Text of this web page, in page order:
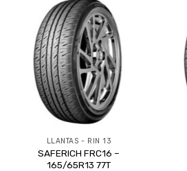
LLANTAS - RIN 13
SAFERICH FRC16 –
165/65R13 77T